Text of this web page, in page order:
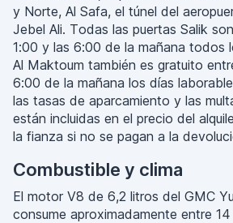
y Norte, Al Safa, el túnel del
Jebel Ali. Todas las puertas Salik
1:00 y las 6:00 de la mañana todos
Al Maktoum también es gratuito
6:00 de la mañana los días
las tasas de aparcamiento y las
están incluidas en el precio del
la fianza si no se pagan a la
Combustible y clima
El motor V8 de 6,2 litros del GMC
consume aproximadamente entre